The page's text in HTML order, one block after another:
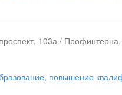
103а /
повышение